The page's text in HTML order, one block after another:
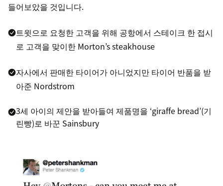
들어보았을 것입니다.
트윗으로 요청한 고객을 위해 공항에서 스테이크 한 접시
로 고객을 맞이한 Morton’s steakhouse
자사에서 판매한 타이어가 아니었지만 타이어 반품을 받
아준 Nordstrom
3세 아이의 제안을 받아들여 제품명을 ‘giraffe bread’(기
린빵)로 바꾼 Sainsbury